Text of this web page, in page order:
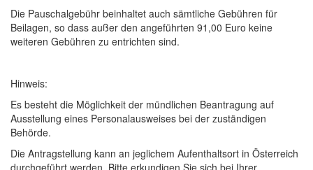
Die Pauschalgebühr beinhaltet auch sämtliche Gebühren für
Beilagen, so dass außer den angeführten 91,00 Euro keine
weiteren Gebühren zu entrichten sind.
Hinweis:
Es besteht die Möglichkeit der mündlichen Beantragung auf
Ausstellung eines Personalausweises bei der zuständigen
Behörde.
Die Antragstellung kann an jeglichem Aufenthaltsort in Österreich
durchgeführt werden. Bitte erkundigen Sie sich bei Ihrer